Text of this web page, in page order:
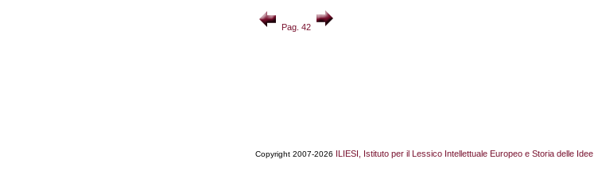
Pag. 42
Copyright 2007-2026 ILIESI, Istituto per il Lessico Intellettuale Europeo e Storia delle Idee